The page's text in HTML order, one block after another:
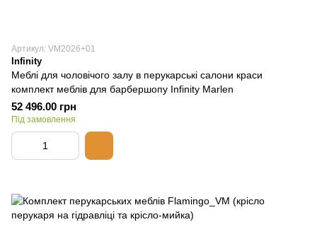
Артикул: VM2026+01
Infinity
Меблі для чоловічого залу в перукарські салони краси
комплект меблів для барбершопу Infinity Marlen
52 496.00 грн
Під замовлення